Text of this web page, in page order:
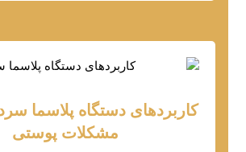
کاربردهای دستگاه پلاسما
مشکلات پوستی